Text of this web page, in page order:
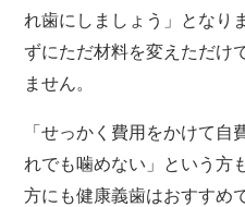
れ歯にしましょう」となり
ずにただ材料を変えただけ
ません。
「せっかく費用をかけて
れでも噛めない」という方
方にも健康義歯はおすすめ